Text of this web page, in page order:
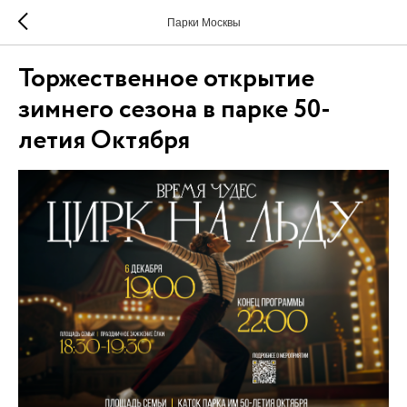
Парки Москвы
Торжественное открытие
зимнего сезона в парке 50-
летия Октября